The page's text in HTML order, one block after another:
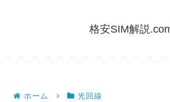
格安SIM解説
ホーム 光回線